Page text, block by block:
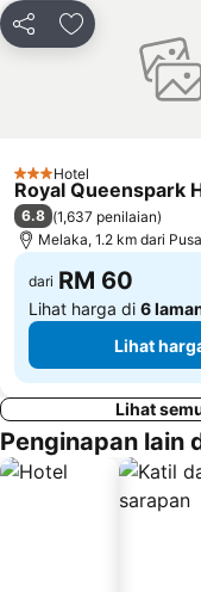
Kongsi Tambah ke
3 Bintang
Hotel
Royal Queenspark
6.8 (1,637 penilaian)
Melaka, 1.2 km dari
dari RM 60
Lihat harga di 6
Lihat
Lihat
Penginapan lain